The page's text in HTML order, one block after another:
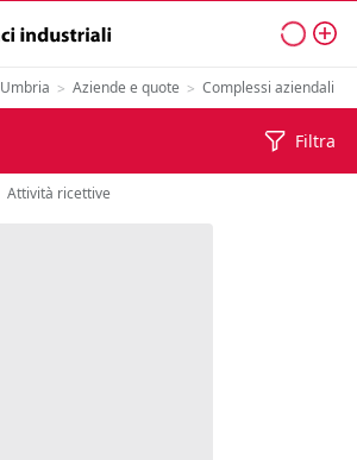
Umbria > Aziende e quote > Complessi aziendali
Filtra
Attività ricettive